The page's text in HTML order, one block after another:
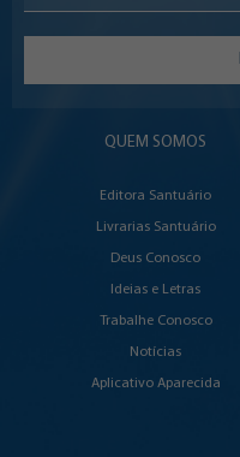
QUEM SOMOS
Editora Santuário
Livrarias Santuário
Deus Conosco
Ideias e Letras
Trabalhe Conosco
Notícias
Aplicativo Aparecida